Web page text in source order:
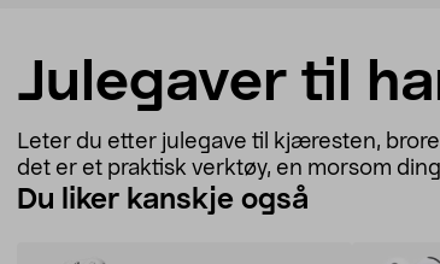
Julegaver til
Leter du etter julegave til kjæresten,
det er et praktisk verktøy, en morsom
Du liker kanskje også